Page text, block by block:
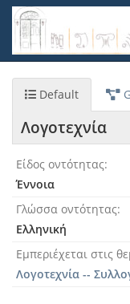
Παράκαμψη
προς
κυρίως
Default
Λογοτεχνία
Είδος οντότητας
Έννοια
Γλώσσα οντότητας
Ελληνική
Εμπεριέχεται στις
Λογοτεχνία --